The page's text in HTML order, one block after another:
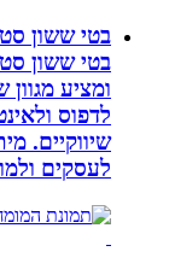
בטי ששון סטודיו
ומציע מגוון
לדפוס
שיווקיים.
לעסקים